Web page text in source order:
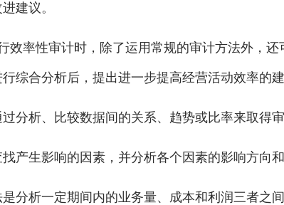
建议。
性审计时，除了运用常规的审计方法外，还
综合分析后，提出进一步提高经营活动效率的建
析、比较数据间的关系、趋势或比率来取得审
生影响的因素，并分析各个因素的影响方向和
析一定期间内的业务量、成本和利润三者之间